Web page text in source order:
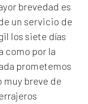
brevedad es
un servicio de
los siete días
como por la
prometemos
muy breve de